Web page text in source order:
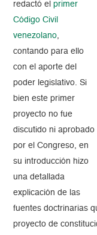
redactó elprimer
Código Civil
venezolano,
contando para ello
con el aporte del
poder legislativo. Si
bien este primer
proyecto no fue
discutido ni aprobado
por el Congreso, en
su introducción hizo
una detallada
explicación de las
fuentes doctrinarias
proyecto de